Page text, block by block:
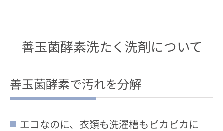
善玉菌酵素洗たく洗剤について
善玉菌酵素で汚れを分解
エコなのに、衣類も洗濯槽もピカピカに